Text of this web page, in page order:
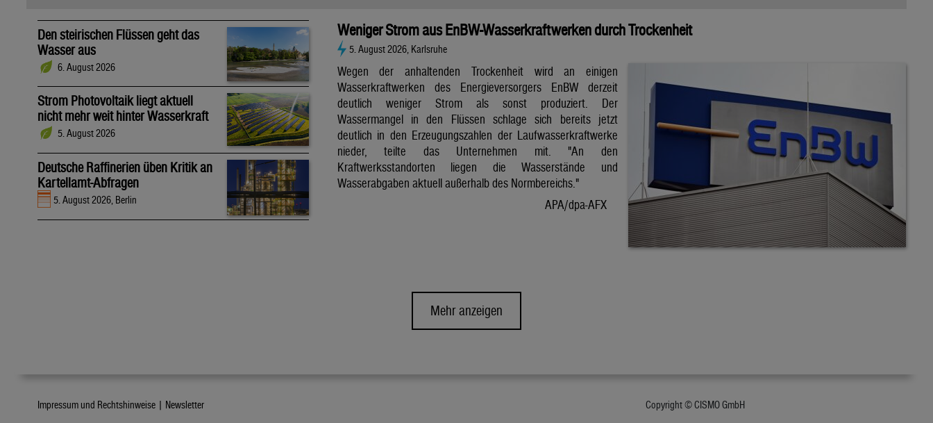
Den steirischen Flüssen geht das
Wasser aus
6. August 2026
Strom Photovoltaik liegt aktuell
nicht mehr weit hinter Wasserkraft
5. August 2026
Deutsche Raffinerien üben Kritik an
Kartellamt-Abfragen
5. August 2026, Berlin
Weniger Strom aus EnBW-Wasserkraftwerken durch Trockenheit
5. August 2026, Karlsruhe
Wegen der anhaltenden Trockenheit wird an einigen
Wasserkraftwerken des Energieversorgers EnBW derzeit
deutlich weniger Strom als sonst produziert. Der
Wassermangel in den Flüssen schlage sich bereits jetzt
deutlich in den Erzeugungszahlen der Laufwasserkraftwerke
nieder, teilte das Unternehmen mit. "An den
Kraftwerksstandorten liegen die Wasserstände und
Wasserabgaben aktuell außerhalb des Normbereichs."
APA/dpa-AFX
Mehr anzeigen
Impressum und Rechtshinweise | Newsletter Copyright © CISMO GmbH